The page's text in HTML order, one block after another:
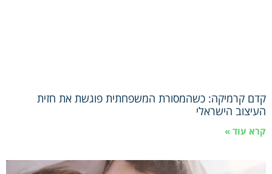
קדם קרמיקה: כשהמסורת המשפחתית פוגשת את חזית
העיצוב הישראלי
קרא עוד »